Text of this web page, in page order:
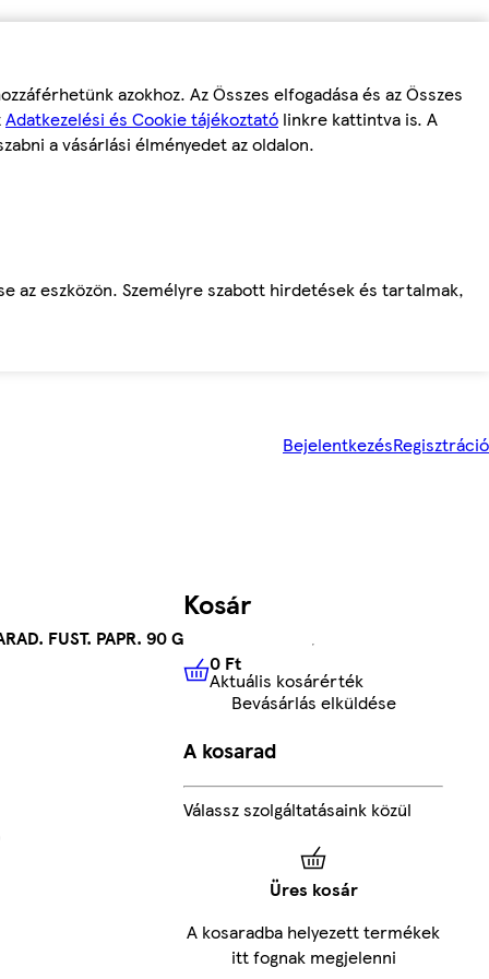
azokhoz. Az Összes elfogadása és az Összes
Adatkezelési és Cookie tájékoztató linkre kattintva is. A
a vásárlási élményedet az oldalon.
az eszközön. Személyre szabott hirdetések és tartalmak,
BejelentkezésRegisztráció
FUST. PAPR. 90 G
Kosár
0 FtAktuális kosárérték
0 Ft
Aktuális kosárérték
Bevásárlás elküldése
A kosarad
Válassz szolgáltatásaink közül
Üres kosár
A kosaradba helyezett termékek
itt fognak megjelenni